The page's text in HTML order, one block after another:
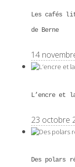
Les cafés
de Berne
14
L’encre et
23 octobre
Des polars